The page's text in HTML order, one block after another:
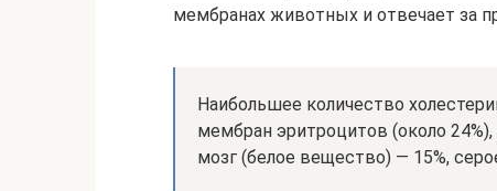
мембранах животных и отвечает за
Наибольшее количество
мембран эритроцитов (около
мозг (белое вещество) — 15%,